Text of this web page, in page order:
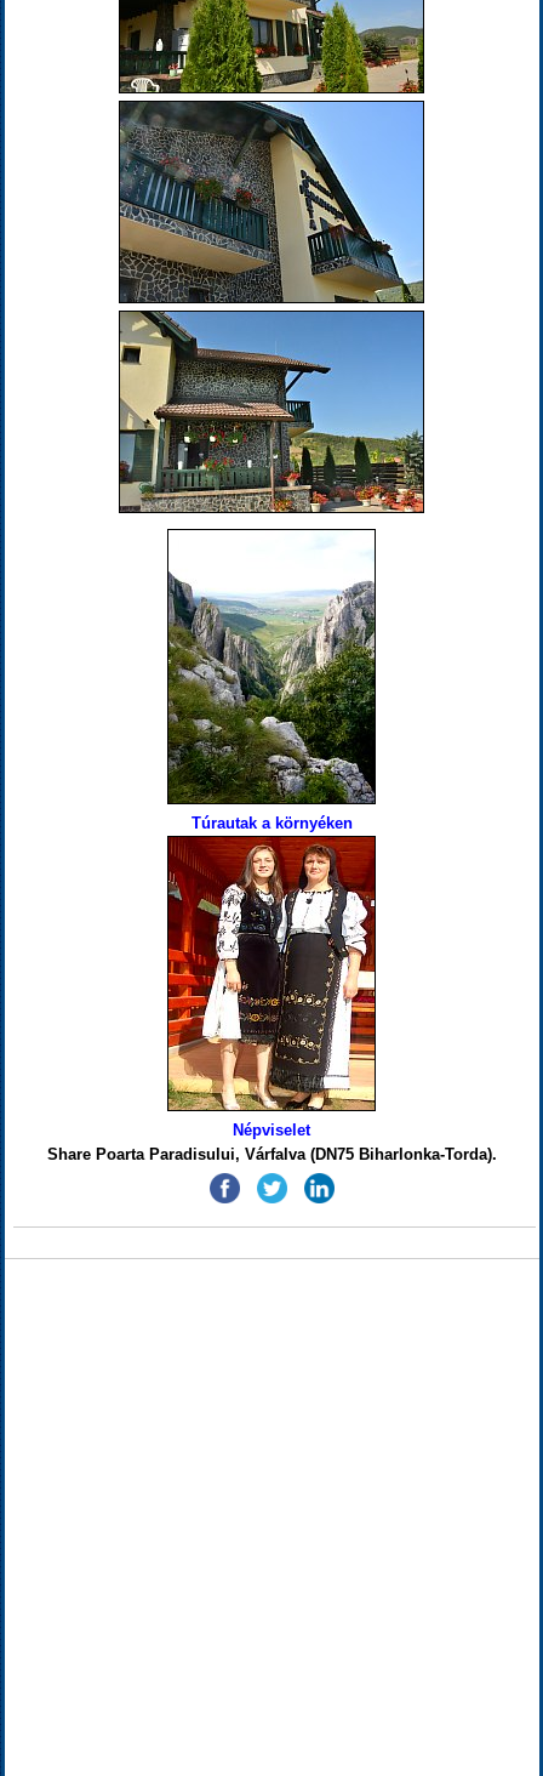
Túrautak a környéken
Népviselet
Share Poarta Paradisului, Várfalva (DN75 Biharlonka-Torda).